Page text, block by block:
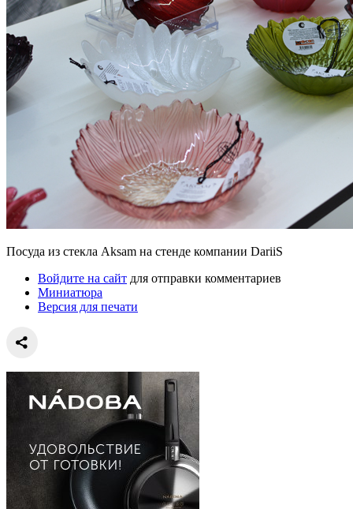
Посуда из стекла Aksam на стенде компании DariiS
Войдите на сайт для отправки комментариев
Миниатюра
Версия для печати